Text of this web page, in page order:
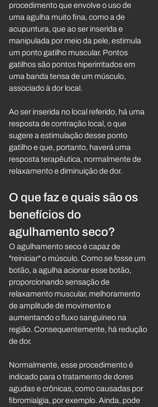
procedimento que envolve o uso de
uma agulha muito fina, como a de
acupuntura, que ao ser inserida e
manipulada por meio da pele, estimula
um ponto gatilho muscular. Pontos
gatilhos são pontos hiperirritados em
uma banda tensa de um músculo,
associado à dor local.
Ao ser inserida no local referido, há uma
resposta de contração local, o que
sugere a estimulação desse ponto
gatilho e que, portanto, haverá uma
resposta terapêutica, normalmente de
relaxamento e diminuição de dor.
O que faz e quais são os
benefícios do
agulhamento seco?
O agulhamento seco é capaz de
"reiniciar" o músculo. Como se fosse um
botão, a agulha acionar esse botão,
proporcionando sensação de
relaxamento muscular, melhoramento
de amplitude de movimento e
aumentando o fluxo sanguíneo na
região. Consequentemente, há redução
de dor.
Normalmente, esse procedimento é
indicado para o tratamento de dores
agudas e crônicas, como causadas por
fibromialgia, por exemplo. Ainda, pode